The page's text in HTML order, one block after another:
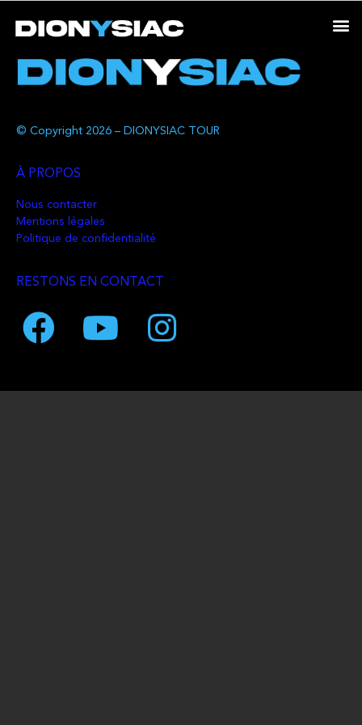
© Copyright 2026 – DIONYSIAC TOUR
À PROPOS
Nous contacter
Mentions légales
Politique de confidentialité
RESTONS EN CONTACT